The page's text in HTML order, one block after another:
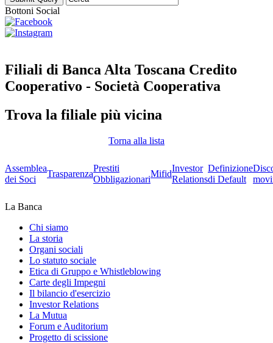
Bottoni Social
Filiali di Banca Alta Toscana Credito
Cooperativo - Società Cooperativa
Trova la filiale più vicina
Torna alla lista
Assemblea
dei Soci
Trasparenza
Prestiti
Obbligazionari
Mifid
Investor
Relations
Definizione
di Default
La Banca
Chi siamo
La storia
Organi sociali
Lo statuto sociale
Etica di Gruppo e Whistleblowing
Carte degli Impegni
Il bilancio d'esercizio
Investor Relations
La Mutua
Forum e Auditorium
Progetto di scissione